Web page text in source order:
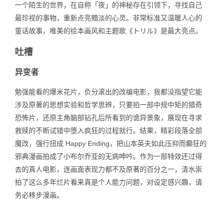
一个陌生的世界，在自称「夜」的神秘存在引领下，寻找自己
最珍视的事物，重新点亮黯淡的心灵。非常标准又温暖人心的
童话故事，唯美的绘本画风和主题歌《トリル》是最大亮点。
吐槽
异变者
勉强能看的爆米花片，负分滚出的改编电影，我都没指望它能
涉及原著的思想实验和哲学思辨，只要拍一部中规中矩的猎奇
恐怖片，还原主角脑部钻孔后所看到的诡异景象，展现在寻求
救赎的不断试错中堕入疯狂的过程就行。结果，精彩段落全部
魔改，强行扭成 Happy Ending，把山本英夫如此压抑而癫狂的
邪典漫画拍成了小布尔乔亚的无病呻吟。作为一部特效还过得
去的真人电影，连画面表现力都不及原著的百分之一，清水崇
拍了这么多年烂片看来真是个人能力问题，对设定感兴趣，请
务必移步漫画。